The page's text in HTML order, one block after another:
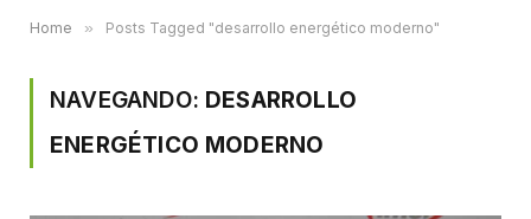
Home » Posts Tagged "desarrollo energético moderno"
NAVEGANDO: DESARROLLO
ENERGÉTICO MODERNO